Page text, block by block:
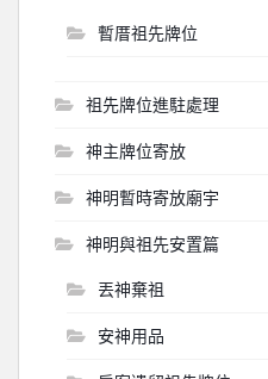
暫厝祖先牌位
祖先牌位進駐處理
神主牌位寄放
神明暫時寄放廟宇
神明與祖先安置篇
丟神棄祖
安神用品